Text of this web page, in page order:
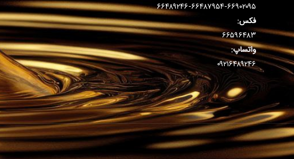
۶۶۴۸۹۲۴۶-۶۶۴۸۷۹۵۴-۶۶۹۰۲۰۹۵
فکس:
۶۶۵۹۶۴۸۳
واتساپ:
۰۹۲۱۶۴۸۹۲۴۶